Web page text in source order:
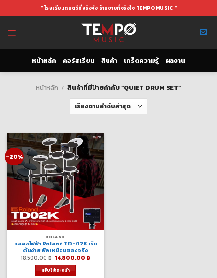
to
" โรงเรียนดนตรีที่จริงจัง ร้านขายที่จริงใจ TEMPO MUSIC "
หน้าหลัก คอร์สเรียน สินค้า เกร็ดความรู้ ผลงาน
หน้าหลัก / สินค้าที่มีป้ายกำกับ “QUIET DRUM SET”
-20%
ROLAND
กลองไฟฟ้า Roland TD-02K เริ่ม
ต้นง่าย ฟีลเหมือนของจริง
18,500.00฿ Original
price
was:
18,500.00 ฿.
14,800.00 ฿Current
หยิบใส่ตะกร้า